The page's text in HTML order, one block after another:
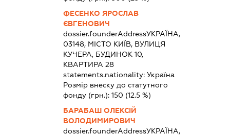
ФЕСЕНКО ЯРОСЛАВ
ЄВГЕНОВИЧ
dossier.founderAddressУКРАЇНА,
03148, МІСТО КИЇВ, ВУЛИЦЯ
КУЧЕРА, БУДИНОК 10,
КВАРТИРА 28
statements.nationality:Україна
Розмір внеску до статутного
фонду (грн.):150 (12.5 %)
БАРАБАШ ОЛЕКСІЙ
ВОЛОДИМИРОВИЧ
dossier.founderAddressУКРАЇНА,